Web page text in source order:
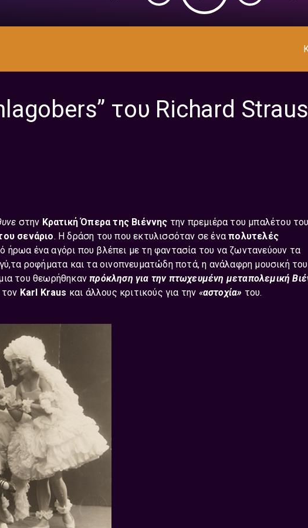
του Richard
στην Κρατική Όπερα της Βιέννης την πρεμιέρα του μπαλέτου του
σενάριο. Η δράση του που εκτυλισσόταν σε έναπολυτελές
ήρωα ένα αγόρι που βλέπει με τη φαντασία του να ζωντανεύουν τα
ροφήματα και τα οινοπνευματώδη ποτά, η ανάλαφρη μουσική του
του θεωρήθηκανπρόκληση για την πτωχευμένη μεταπολεμική
Karl Kraus και άλλους κριτικούς για την «αστοχία» του.